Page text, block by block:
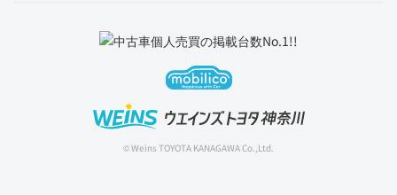
© Weins TOYOTA KANAGAWA Co.,Ltd.